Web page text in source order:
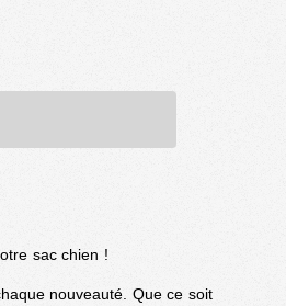
sac chien !
nouveauté. Que ce soit